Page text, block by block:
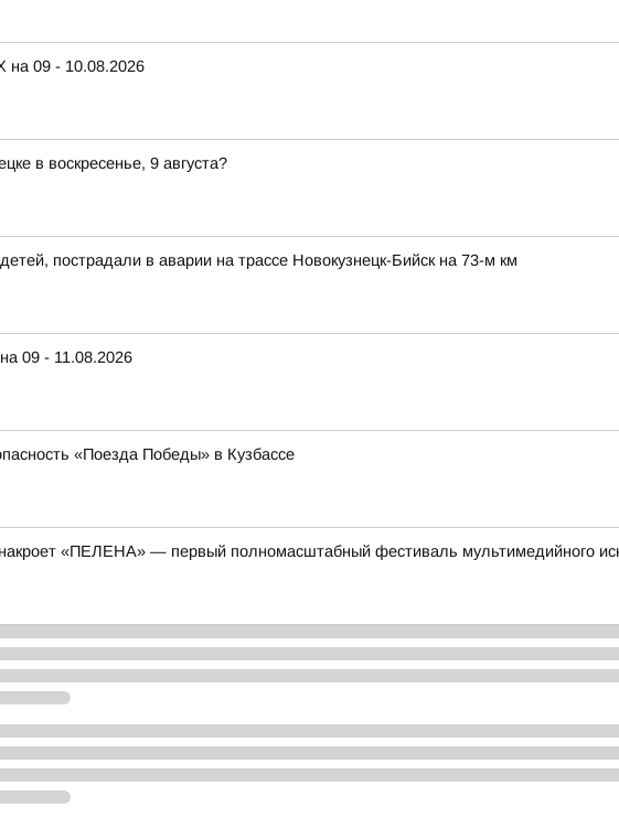
на 09 - 10.08.2026
в воскресенье, 9 августа?
пострадали в аварии на трассе Новокузнецк-Бийск на 73-м км
09 - 11.08.2026
«Поезда Победы» в Кузбассе
«ПЕЛЕНА» — первый полномасштабный фестиваль мультимедийного